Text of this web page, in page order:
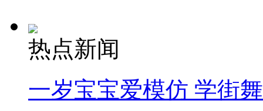
热点新闻
一岁宝宝爱模仿 学街